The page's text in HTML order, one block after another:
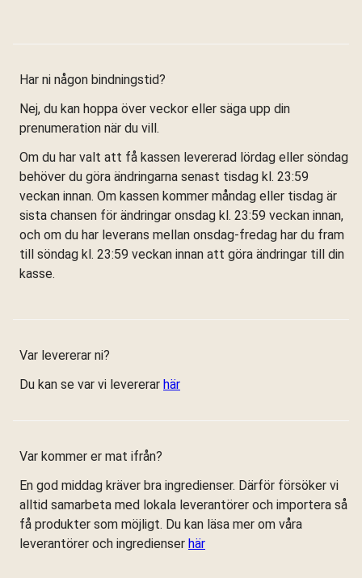
Har ni någon bindningstid?
Nej, du kan hoppa över veckor eller säga upp din
prenumeration när du vill.
Om du har valt att få kassen levererad lördag eller söndag
behöver du göra ändringarna senast tisdag kl. 23:59
veckan innan. Om kassen kommer måndag eller tisdag är
sista chansen för ändringar onsdag kl. 23:59 veckan innan,
och om du har leverans mellan onsdag-fredag har du fram
till söndag kl. 23:59 veckan innan att göra ändringar till din
kasse.
Var levererar ni?
Du kan se var vi levererar här
Var kommer er mat ifrån?
En god middag kräver bra ingredienser. Därför försöker vi
alltid samarbeta med lokala leverantörer och importera så
få produkter som möjligt. Du kan läsa mer om våra
leverantörer och ingredienser här